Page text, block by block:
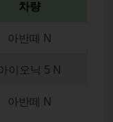
차량
아반떼 N
이오닉 5 N
아반떼 N